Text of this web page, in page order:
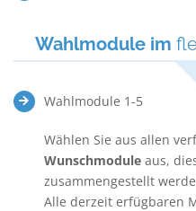
Wahlmodule im
Wahlmodule 1-5
Wählen Sie aus allen
Wunschmoduleaus,
zusammengestellt
Alle derzeit erfügbaren